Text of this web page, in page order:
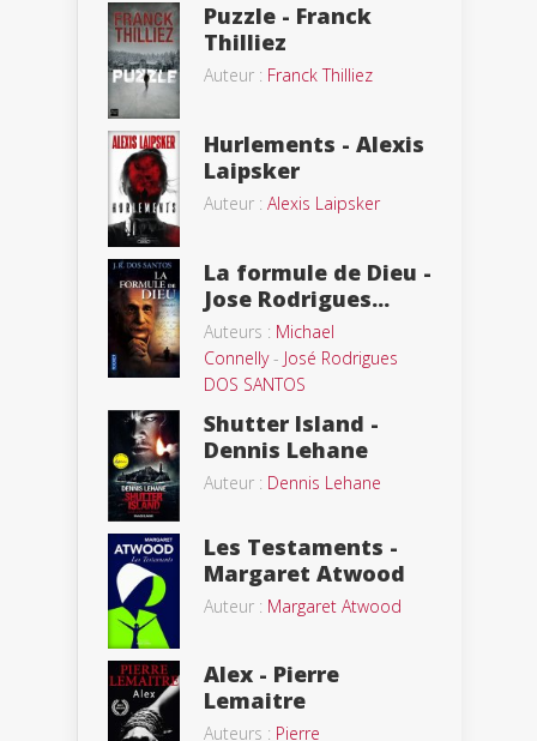
Puzzle - Franck
Thilliez
Auteur : Franck Thilliez
Hurlements - Alexis
Laipsker
Auteur : Alexis Laipsker
La formule de Dieu -
Jose Rodrigues...
Auteurs : Michael
Connelly- José Rodrigues
DOS SANTOS
Shutter Island -
Dennis Lehane
Auteur : Dennis Lehane
Les Testaments -
Margaret Atwood
Auteur : Margaret Atwood
Alex - Pierre
Lemaitre
Auteurs : Pierre